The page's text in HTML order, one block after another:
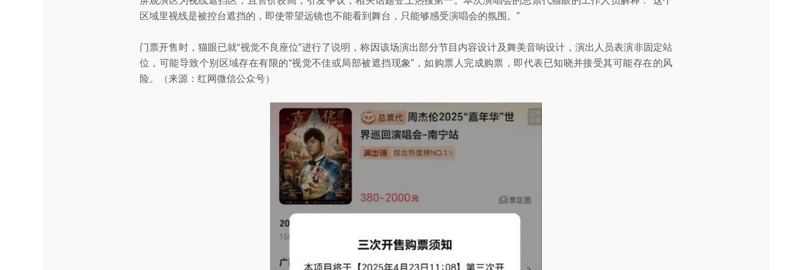
区域里视线是被控台遮挡的，即使带望远镜也不能看到舞台，只能够感受演唱会的氛围。”
门票开售时，猫眼已就“视觉不良座位”进行了说明，称因该场演出部分节目内容设计及舞美音响设计，演出人员表演非固定站
位，可能导致个别区域存在有限的“视觉不佳或局部被遮挡现象”，如购票人完成购票，即代表已知晓并接受其可能存在的风
险。（来源：红网微信公众号）